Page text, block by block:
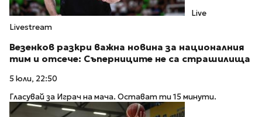
Live
Livestream
Везенков разкри важна новина за националния
тим и отсече: Съперниците не са страшилища
5 юли, 22:50
Гласувай за Играч на мача. Остават ти 15 минути.